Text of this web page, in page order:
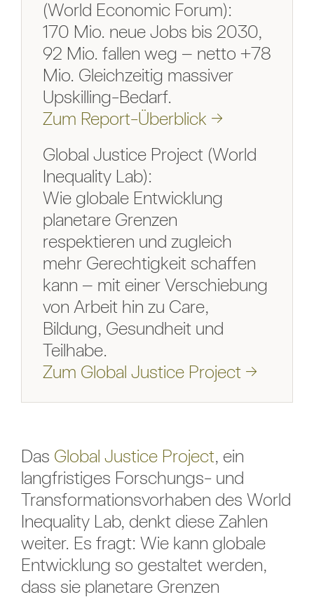
(World Economic Forum):
170 Mio. neue Jobs bis 2030,
92 Mio. fallen weg – netto +78
Mio. Gleichzeitig massiver
Upskilling-Bedarf.
Zum Report-Überblick →
Global Justice Project (World
Inequality Lab):
Wie globale Entwicklung
planetare Grenzen
respektieren und zugleich
mehr Gerechtigkeit schaffen
kann – mit einer Verschiebung
von Arbeit hin zu Care,
Bildung, Gesundheit und
Teilhabe.
Zum Global Justice Project →
Das Global Justice Project, ein
langfristiges Forschungs- und
Transformationsvorhaben des World
Inequality Lab, denkt diese Zahlen
weiter. Es fragt: Wie kann globale
Entwicklung so gestaltet werden,
dass sie planetare Grenzen